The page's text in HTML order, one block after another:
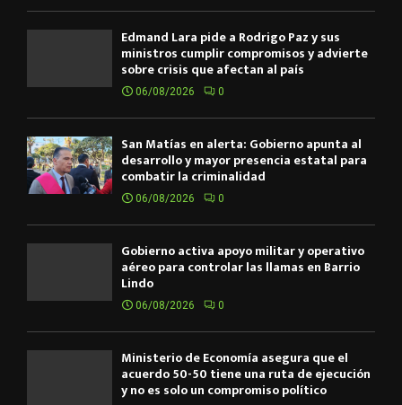
Edmand Lara pide a Rodrigo Paz y sus
ministros cumplir compromisos y advierte
sobre crisis que afectan al país
06/08/2026 0
San Matías en alerta: Gobierno apunta al
desarrollo y mayor presencia estatal para
combatir la criminalidad
06/08/2026 0
Gobierno activa apoyo militar y operativo
aéreo para controlar las llamas en Barrio
Lindo
06/08/2026 0
Ministerio de Economía asegura que el
acuerdo 50-50 tiene una ruta de ejecución
y no es solo un compromiso político